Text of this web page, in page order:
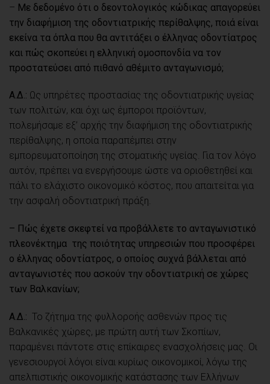
– Με δεδομένο ότι ο δεοντολογικός κώδικας απαγορεύει
την διαφήμιση της οδοντιατρικής περίθαλψης, ποιά είναι
εκείνα τα όπλα που θα αντιτάξει ο έλληνας οδοντίατρος
και πώς σκοπεύει η ελληνική ομοσπονδία να τον
προστατεύσει από πιθανό αθέμιτο ανταγωνισμό;
Α.Δ.: Ως υπηρέτες προστασίας της οδοντιατρικής υγείας
των πολιτών, και όχι ως έμποροι προϊόντων,
πολεμήσαμε εξ’ αρχής την διαφήμιση της οδοντιατρικής
περίθαλψης, η οποία παραπέμπει στην
εμπορευματοποίηση της στοματικής υγείας. Για τον λόγο
αυτόν, πρέπει να ενεργήσουμε ώστε να οριοθετηθεί και
πάλι το ελάχιστο οικονομικό κόστος, που απαιτείται για
την ασφαλή οδοντιατρική πράξη.
– Πώς έχετε σκεφτεί να προβάλλετε το ανταγωνιστικό
πλεονέκτημα της ποιότητας υπηρεσιών που προσφέρει
ο έλληνας οδοντίατρος, ο οποίος συχνά βάλλεται από
ανταγωνιστές που ασκούν την οδοντιατρική σε χώρες
των Βαλκανίων;
Α.Δ.: Το ζήτημα της φυλλοροής ασθενών προς τις
Βαλκανικές χώρες, με πρώτη αυτή των Σκοπίων,
παραμένει πάντοτε στις επίκαιρες ενασχολήσεις μας. Οι
γενεσιουργοί λόγοι είναι κυρίως οικονομικοί, λόγω της
απελπιστικής οικονομικής κατάστασης των Ελλήνων